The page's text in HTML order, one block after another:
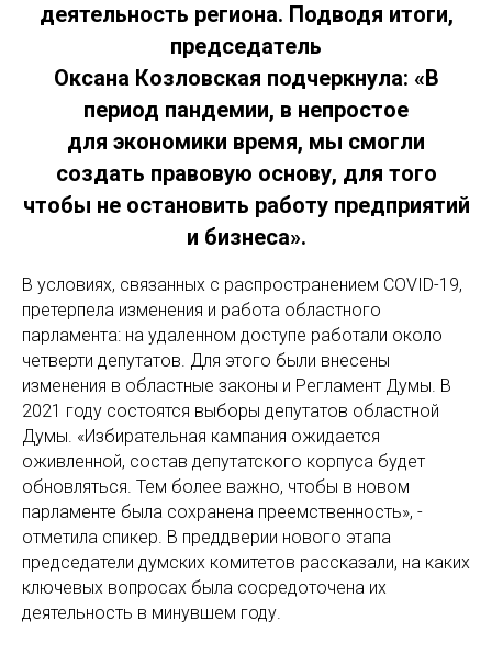
деятельность региона. Подводя итоги,
председатель
Оксана Козловская подчеркнула: «В
период пандемии, в непростое
для экономики время, мы смогли
создать правовую основу, для того
чтобы не остановить работу предприятий
и бизнеса».
В условиях, связанных с распространением COVID-19,
претерпела изменения и работа областного
парламента: на удаленном доступе работали около
четверти депутатов. Для этого были внесены
изменения в областные законы и Регламент Думы. В
2021 году состоятся выборы депутатов областной
Думы. «Избирательная кампания ожидается
оживленной, состав депутатского корпуса будет
обновляться. Тем более важно, чтобы в новом
парламенте была сохранена преемственность», -
отметила спикер. В преддверии нового этапа
председатели думских комитетов рассказали, на каких
ключевых вопросах была сосредоточена их
деятельность в минувшем году.